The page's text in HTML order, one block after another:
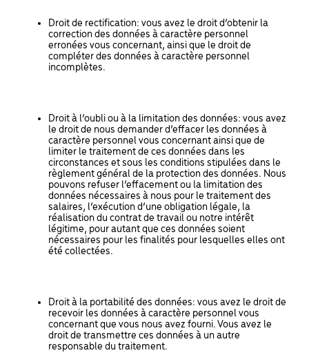
Droit de rectification: vous avez le droit d’obtenir la
correction des données à caractère personnel
erronées vous concernant, ainsi que le droit de
compléter des données à caractère personnel
incomplètes.
Droit à l’oubli ou à la limitation des données: vous avez
le droit de nous demander d’effacer les données à
caractère personnel vous concernant ainsi que de
limiter le traitement de ces données dans les
circonstances et sous les conditions stipulées dans le
règlement général de la protection des données. Nous
pouvons refuser l’effacement ou la limitation des
données nécessaires à nous pour le traitement des
salaires, l’exécution d’une obligation légale, la
réalisation du contrat de travail ou notre intérêt
légitime, pour autant que ces données soient
nécessaires pour les finalités pour lesquelles elles ont
été collectées.
Droit à la portabilité des données: vous avez le droit de
recevoir les données à caractère personnel vous
concernant que vous nous avez fourni. Vous avez le
droit de transmettre ces données à un autre
responsable du traitement.